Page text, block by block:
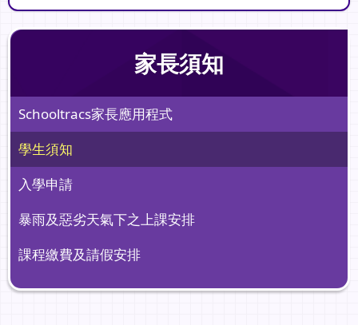
家長須知
Schooltracs家長應用程式
學生須知
入學申請
暴雨及惡劣天氣下之上課安排
課程繳費及請假安排